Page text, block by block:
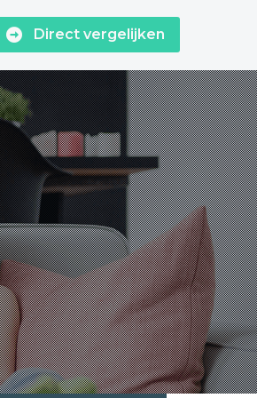
Direct vergelijken